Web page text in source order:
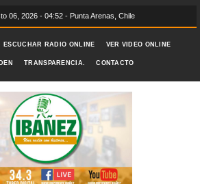
06, 2026 - 04:52 - Punta Arenas, Chile
ESCUCHAR RADIO ONLINE VER VIDEO ONLINE
TRANSPARENCIA. CONTACTO